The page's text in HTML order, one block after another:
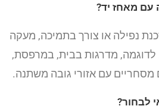
עם מאחז יד?
נפילה או צורך בתמיכה, מעקה
לדוגמה, מדרגות בבית, במרפסת,
מסחריים עם אזורי גובה משתנה.
לבחור?